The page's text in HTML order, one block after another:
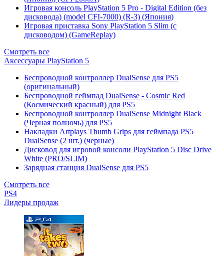
Игровая консоль PlayStation 5 Pro - Digital Edition (без
дисковода) (model CFI-7000) (R-3) (Япония)
Игровая приставка Sony PlayStation 5 Slim (с
дисководом) (GameReplay)
Смотреть все
Аксессуары PlayStation 5
Беспроводной контроллер DualSense для PS5
(оригинальный)
Беспроводной геймпад DualSense - Cosmic Red
(Космический красный) для PS5
Беспроводной контроллер DualSense Midnight Black
(Черная полночь) для PS5
Накладки Artplays Thumb Grips для геймпада PS5
DualSense (2 шт.) (черные)
Дисковод для игровой консоли PlayStation 5 Disc Drive
White (PRO/SLIM)
Зарядная станция DualSense для PS5
Смотреть все
PS4
Лидеры продаж